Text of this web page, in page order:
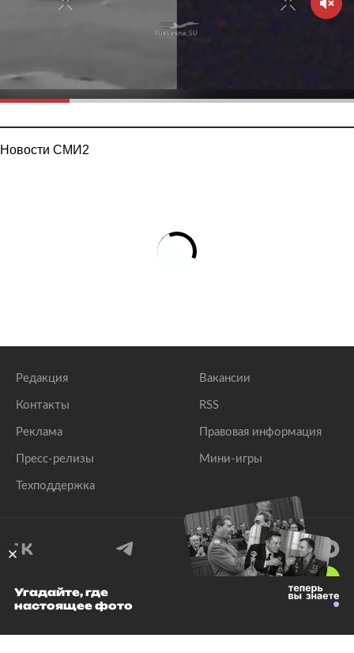
Новости СМИ2
Редакция
Контакты
Реклама
Пресс-релизы
Техподдержка
Вакансии
RSS
Правовая информация
Мини-игры
© 1999–2026 Все права защищены.
Угадайте, где
настоящее фото